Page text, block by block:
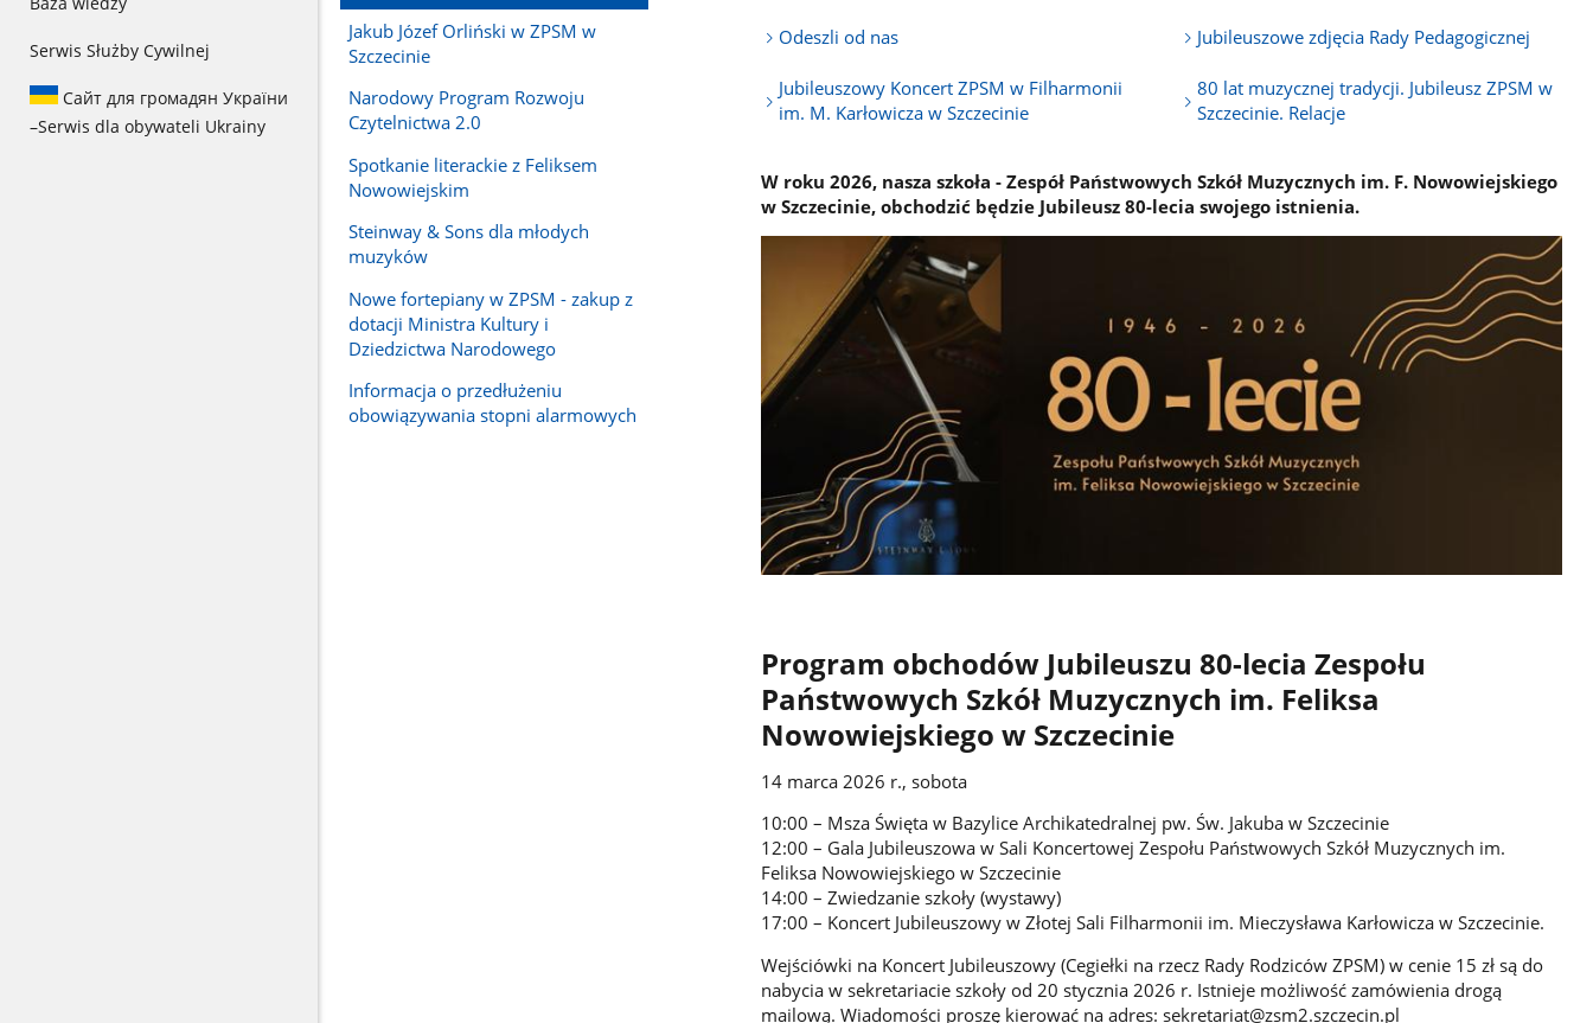
Serwis Służby Cywilnej
Сайт для громадян України
–Serwis dla obywateli Ukrainy
Jakub Józef Orliński w ZPSM w
Szczecinie
Narodowy Program Rozwoju
Czytelnictwa 2.0
Spotkanie literackie z Feliksem
Nowowiejskim
Steinway & Sons dla młodych
muzyków
Nowe fortepiany w ZPSM - zakup z
dotacji Ministra Kultury i
Dziedzictwa Narodowego
Informacja o przedłużeniu
obowiązywania stopni alarmowych
Odeszli od nas Jubileuszowe zdjęcia Rady Pedagogicznej
Jubileuszowy Koncert ZPSM w Filharmonii
im. M. Karłowicza w Szczecinie
80 lat muzycznej tradycji. Jubileusz ZPSM w
Szczecinie. Relacje
W roku 2026, nasza szkoła - Zespół Państwowych Szkół Muzycznych im. F. Nowowiejskiego
w Szczecinie, obchodzić będzie Jubileusz 80-lecia swojego istnienia.
Program obchodów Jubileuszu 80-lecia Zespołu
Państwowych Szkół Muzycznych im. Feliksa
Nowowiejskiego w Szczecinie
14 marca 2026 r., sobota
10:00 – Msza Święta w Bazylice Archikatedralnej pw. Św. Jakuba w Szczecinie
12:00 – Gala Jubileuszowa w Sali Koncertowej Zespołu Państwowych Szkół Muzycznych im.
Feliksa Nowowiejskiego w Szczecinie
14:00 – Zwiedzanie szkoły (wystawy)
17:00 – Koncert Jubileuszowy w Złotej Sali Filharmonii im. Mieczysława Karłowicza w Szczecinie.
Wejściówki na Koncert Jubileuszowy (Cegiełki na rzecz Rady Rodziców ZPSM) w cenie 15 zł są do
nabycia w sekretariacie szkoły od 20 stycznia 2026 r. Istnieje możliwość zamówienia drogą
mailową. Wiadomości proszę kierować na adres: sekretariat@zsm2.szczecin.pl